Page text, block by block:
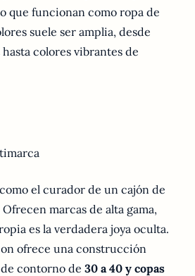
que funcionan como ropa de
suele ser amplia, desde
colores vibrantes de
el curador de un cajón de
marcas de alta gama,
es la verdadera joya oculta.
ofrece una construcción
de contorno de30 a 40 y copas